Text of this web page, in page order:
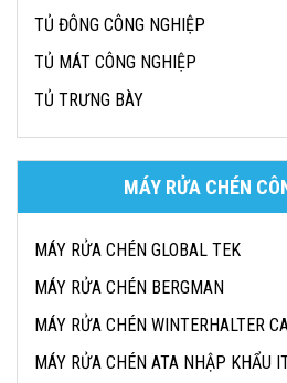
TỦ ĐÔNG CÔNG NGHIỆP
TỦ MÁT CÔNG NGHIỆP
TỦ TRƯNG BÀY
MÁY RỬA CHÉN
MÁY RỬA CHÉN GLOBAL TEK
MÁY RỬA CHÉN BERGMAN
MÁY RỬA CHÉN WINTERHALTER
MÁY RỬA CHÉN ATA NHẬP KHẨU